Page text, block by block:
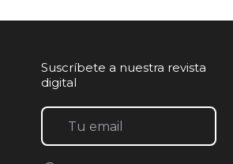
Suscríbete a nuestra revista
digital